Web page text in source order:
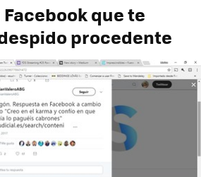
que te
procedente